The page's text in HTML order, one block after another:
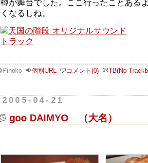
樽が舞台でした。ここ行ったことある
くなるしね。
Pinoko 個別URL コメント(0) TB(No
2005-04-21
goo DAIMYO （大名）